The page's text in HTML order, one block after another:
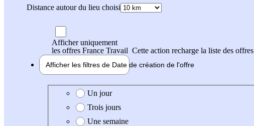
Distance autour du lieu choisi
Afficher uniquement
les offres France Travail Cette action recharge la liste des offres
Afficher les filtres de Date de création de l'offre
Date de création de l'offre
Un jour
Trois jours
Une semaine